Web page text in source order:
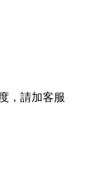
，請加客服